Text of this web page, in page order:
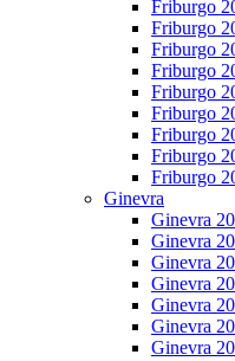
Friburgo
Friburgo
Friburgo
Friburgo
Friburgo
Friburgo
Friburgo
Friburgo
Friburgo
Ginevra
Ginevra
Ginevra
Ginevra
Ginevra
Ginevra
Ginevra
Ginevra